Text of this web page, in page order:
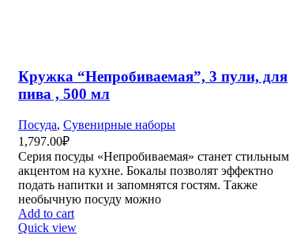
Кружка “Непробиваемая”, 3 пули, для
пива , 500 мл
Посуда, Сувенирные наборы
1,797.00₽
Серия посуды «Непробиваемая» станет стильным
акцентом на кухне. Бокалы позволят эффектно
подать напитки и запомнятся гостям. Также
необычную посуду можно
Add to cart
Quick view